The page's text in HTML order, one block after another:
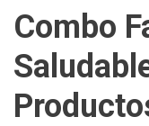
Combo